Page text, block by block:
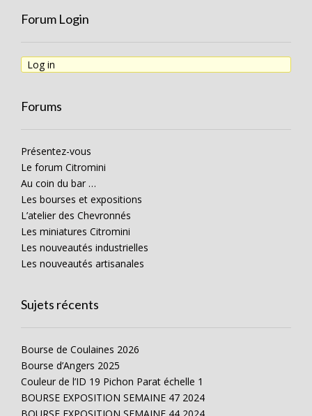
Forum Login
Log in
Forums
Présentez-vous
Le forum Citromini
Au coin du bar …
Les bourses et expositions
L’atelier des Chevronnés
Les miniatures Citromini
Les nouveautés industrielles
Les nouveautés artisanales
Sujets récents
Bourse de Coulaines 2026
Bourse d’Angers 2025
Couleur de l’ID 19 Pichon Parat échelle 1
BOURSE EXPOSITION SEMAINE 47 2024